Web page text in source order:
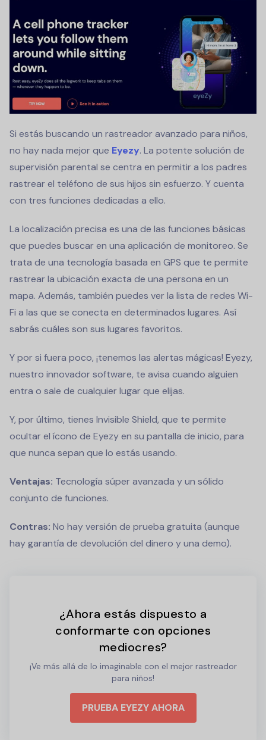
Si estás buscando un rastreador avanzado para niños,
no hay nada mejor que Eyezy. La potente solución de
supervisión parental se centra en permitir a los padres
rastrear el teléfono de sus hijos sin esfuerzo. Y cuenta
con tres funciones dedicadas a ello.
La localización precisa es una de las funciones básicas
que puedes buscar en una aplicación de monitoreo. Se
trata de una tecnología basada en GPS que te permite
rastrear la ubicación exacta de una persona en un
mapa. Además, también puedes ver la lista de redes Wi-
Fi a las que se conecta en determinados lugares. Así
sabrás cuáles son sus lugares favoritos.
Y por si fuera poco, ¡tenemos las alertas mágicas! Eyezy,
nuestro innovador software, te avisa cuando alguien
entra o sale de cualquier lugar que elijas.
Y, por último, tienes Invisible Shield, que te permite
ocultar el ícono de Eyezy en su pantalla de inicio, para
que nunca sepan que lo estás usando.
Ventajas: Tecnología súper avanzada y un sólido
conjunto de funciones.
Contras: No hay versión de prueba gratuita (aunque
hay garantía de devolución del dinero y una demo).
¿Ahora estás dispuesto a
conformarte con opciones
mediocres?
¡Ve más allá de lo imaginable con el mejor rastreador
para niños!
PRUEBA EYEZY AHORA